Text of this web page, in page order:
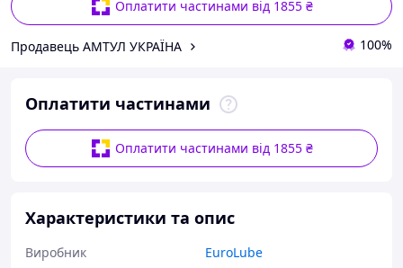
Оплатити частинами від 1855 ₴
Продавець АМТУЛ УКРАЇНА 100%
Оплатити частинами
Оплатити частинами від 1855 ₴
Характеристики та опис
Виробник
EuroLube